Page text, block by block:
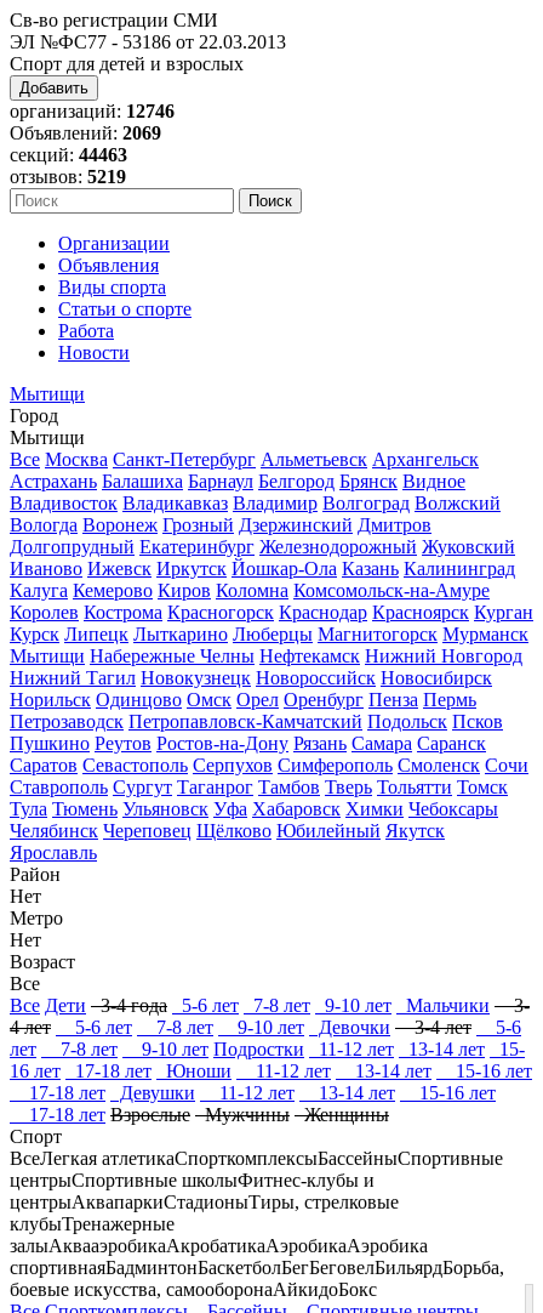
Св-во регистрации СМИ
ЭЛ №ФС77 - 53186 от 22.03.2013
Спорт для детей и взрослых
Добавить
организаций: 12746
Объявлений: 2069
секций: 44463
отзывов: 5219
Организации
Объявления
Виды спорта
Статьи о спорте
Работа
Новости
Мытищи
Город
Мытищи
Все Москва Санкт-Петербург Альметьевск Архангельск
Астрахань Балашиха Барнаул Белгород Брянск Видное
Владивосток Владикавказ Владимир Волгоград Волжский
Вологда Воронеж Грозный Дзержинский Дмитров
Долгопрудный Екатеринбург Железнодорожный Жуковский
Иваново Ижевск Иркутск Йошкар-Ола Казань Калининград
Калуга Кемерово Киров Коломна Комсомольск-на-Амуре
Королев Кострома Красногорск Краснодар Красноярск Курган
Курск Липецк Лыткарино Люберцы Магнитогорск Мурманск
Мытищи Набережные Челны Нефтекамск Нижний Новгород
Нижний Тагил Новокузнецк Новороссийск Новосибирск
Норильск Одинцово Омск Орел Оренбург Пенза Пермь
Петрозаводск Петропавловск-Камчатский Подольск Псков
Пушкино Реутов Ростов-на-Дону Рязань Самара Саранск
Саратов Севастополь Серпухов Симферополь Смоленск Сочи
Ставрополь Сургут Таганрог Тамбов Тверь Тольятти Томск
Тула Тюмень Ульяновск Уфа Хабаровск Химки Чебоксары
Челябинск Череповец Щёлково Юбилейный Якутск
Ярославль
Район
Нет
Метро
Нет
Возраст
Все
Все Дети 3-4 года 5-6 лет 7-8 лет 9-10 лет Мальчики 3-
4 лет
5-6 лет 7-8 лет 9-10 лет Девочки 3-4 лет
5-6
лет
7-8 лет 9-10 лет Подростки 11-12 лет 13-14 лет
15-
16 лет
17-18 лет Юноши 11-12 лет 13-14 лет
15-16 лет
17-18 лет
Девушки 11-12 лет 13-14 лет
15-16 лет
17-18 лет Взрослые Мужчины Женщины
Спорт
ВсеЛегкая атлетикаСпорткомплексыБассейныСпортивные
центрыСпортивные школыФитнес-клубы и
центрыАквапаркиСтадионыТиры, стрелковые
клубыТренажерные
залыАквааэробикаАкробатикаАэробикаАэробика
спортивнаяБадминтонБаскетболБегБеговелБильярдБорьба,
боевые искусства, самооборонаАйкидоБокс